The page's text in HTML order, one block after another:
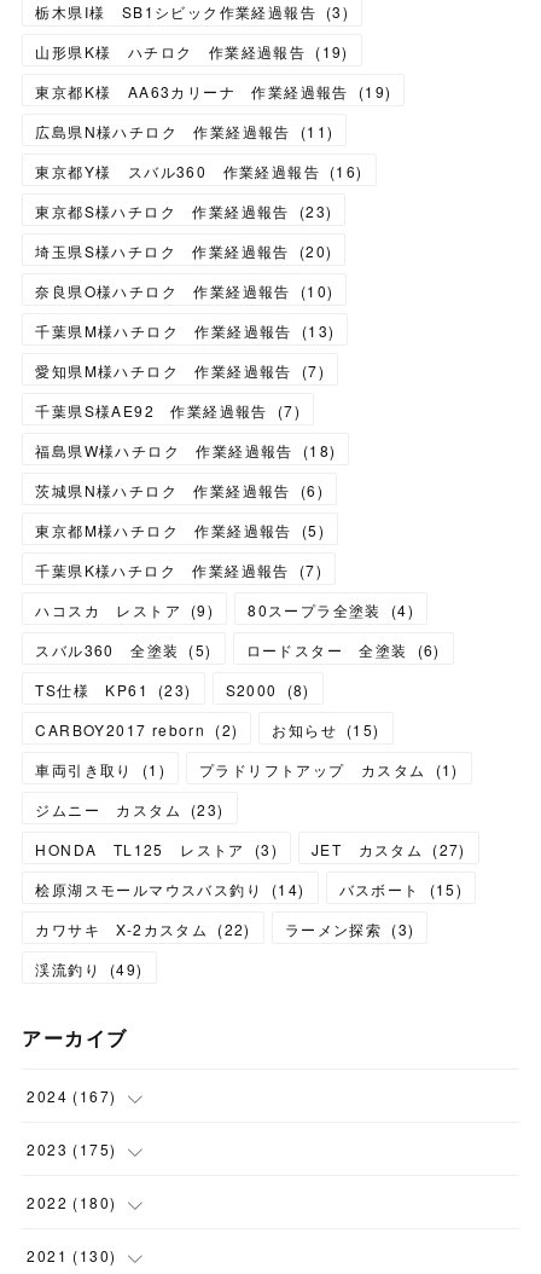
栃木県I様 SB1シビック作業経過報告 (3)
山形県K様 ハチロク 作業経過報告 (19)
東京都K様 AA63カリーナ 作業経過報告
(19)
広島県N様ハチロク 作業経過報告
(11)
東京都Y様 スバル360 作業経過報告 (16)
東京都S様ハチロク 作業経過報告
(23)
埼玉県S様ハチロク 作業経過報告
(20)
奈良県O様ハチロク 作業経過報告
(10)
千葉県M様ハチロク 作業経過報告
(13)
愛知県M様ハチロク 作業経過報告
(7)
千葉県S様AE92 作業経過報告
(7)
福島県W様ハチロク 作業経過報告
(18)
茨城県N様ハチロク 作業経過報告
(6)
東京都M様ハチロク 作業経過報告
(5)
千葉県K様ハチロク 作業経過報告
(7)
ハコスカ レストア
(9) 80スープラ全塗装 (4)
スバル360 全塗装
(5) ロードスター 全塗装 (6)
TS仕様 KP61
(23) S2000 (8)
CARBOY2017 reborn
(2) お知らせ (15)
車両引き取り
(1 ) プラドリフトアップ カスタム (1)
ジムニー カスタム
(23)
HONDA TL125 レストア
(3) JET カスタム (27)
桧原湖スモールマウスバス釣り
(14) バスボート (15)
カワサキ X-2カスタム
(22) ラーメン探索 (3)
渓流釣り
(49)
アーカイブ
2024 (167)
(11)
(24)
(23)
2023 (175)
(12)
(18)
2022 (180)
(17)
2021 (130)